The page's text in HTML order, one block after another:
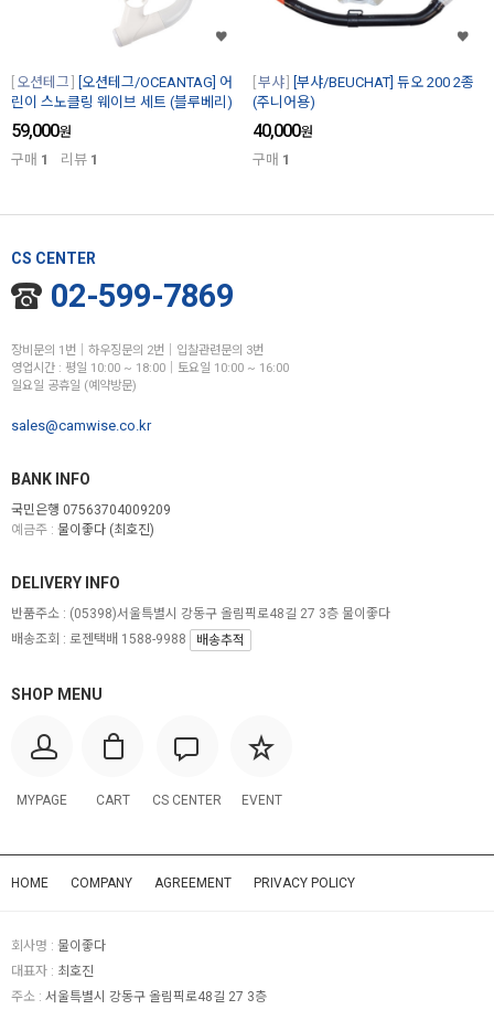
오션테그
[오션테그/OCEANTAG] 어
린이 스노클링 웨이브 세트 (블루베리)
59,000원
구매 1 리뷰 1
부샤
[부샤/BEUCHAT] 듀오 200 2종
(주니어용)
40,000원
구매 1
CS CENTER
02-599-7869
장비문의 1번│하우징문의 2번│입찰관련문의 3번
영업시간 : 평일 10:00 ~ 18:00│토요일 10:00 ~ 16:00
일요일 공휴일 (예약방문)
sales@camwise.co.kr
BANK INFO
국민은행 07563704009209
예금주 : 물이좋다 (최호진)
SHOP MENU
MYPAGE CART CS CENTER EVENT
DELIVERY INFO
반품주소 : (05398)서울특별시 강동구 올림픽로48길 27 3층 물이좋다
배송조회 : 로젠택배 1588-9988
배송추적
HOME COMPANY AGREEMENT PRIVACY POLICY
회사명 : 물이좋다
대표자 : 최호진
주소 : 서울특별시 강동구 올림픽로48길 27 3층